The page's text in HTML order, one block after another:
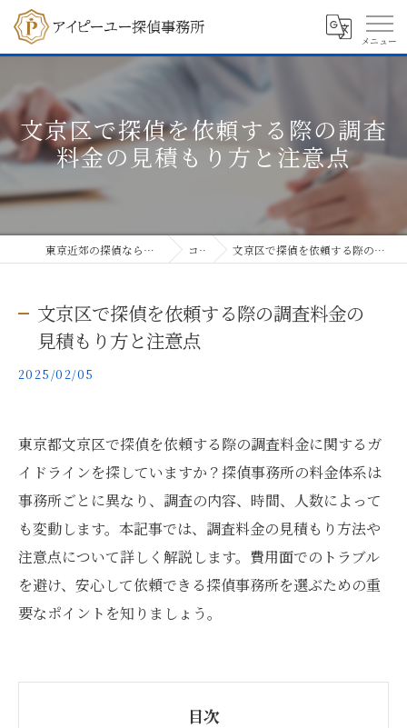
文京区で探偵を依頼する際の調査
料金の見積もり方と注意点
東京近郊の探偵ならアイピーユー探偵事務所 コラム 文京区で探偵を依頼する際の調査料金の見積もり方と注意点
文京区で探偵を依頼する際の調査料金の
見積もり方と注意点
2025/02/05
東京都文京区で探偵を依頼する際の調査料金に関するガ
イドラインを探していますか？探偵事務所の料金体系は
事務所ごとに異なり、調査の内容、時間、人数によって
も変動します。本記事では、調査料金の見積もり方法や
注意点について詳しく解説します。費用面でのトラブル
を避け、安心して依頼できる探偵事務所を選ぶための重
要なポイントを知りましょう。
目次